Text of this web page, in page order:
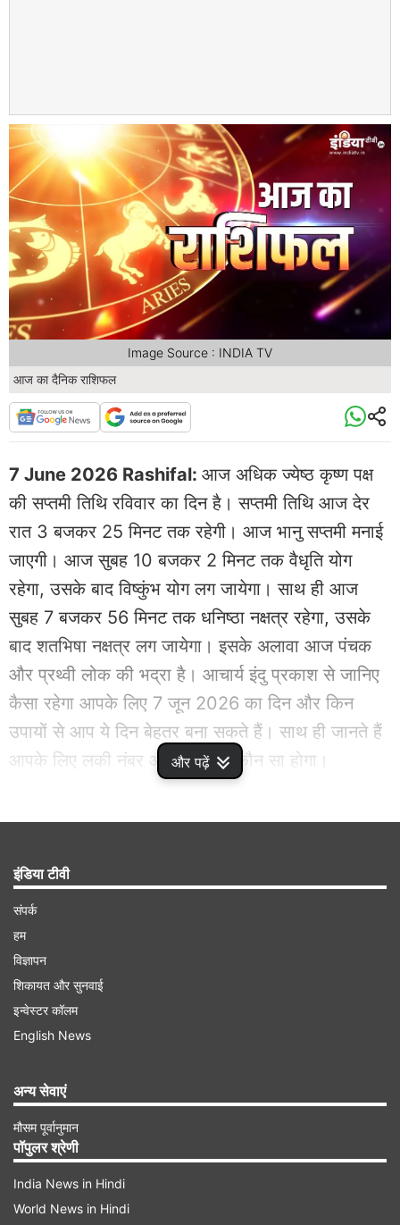
और पढ़ें
आज का दैनिक राशिफल
Image Source : INDIA TV
7 June 2026 Rashifal: आज अधिक ज्येष्ठ कृष्ण पक्ष
की सप्तमी तिथि रविवार का दिन है। सप्तमी तिथि आज देर
रात 3 बजकर 25 मिनट तक रहेगी। आज भानु सप्तमी मनाई
जाएगी। आज सुबह 10 बजकर 2 मिनट तक वैधृति योग
रहेगा, उसके बाद विष्कुंभ योग लग जायेगा। साथ ही आज
सुबह 7 बजकर 56 मिनट तक धनिष्ठा नक्षत्र रहेगा, उसके
बाद शतभिषा नक्षत्र लग जायेगा। इसके अलावा आज पंचक
और प्रथ्वी लोक की भद्रा है। आचार्य इंदु प्रकाश से जानिए
कैसा रहेगा आपके लिए 7 जून 2026 का दिन और किन
उपायों से आप ये दिन बेहतर बना सकते हैं। साथ ही जानते हैं
आपके लिए लकी नंबर और लकी रंग कौन सा होगा।
आज आपका दिन बढ़िया रहने वाला है। कृषकों के लिए दिन
बेहतर रहेगा। कृषि कार्यों में प्रगति होगी आज अगर नया काम
शुरू करना चाहते हैं तो आपको सफलता जरूर मिलेगी।
प्रतियोगी क्षेत्र में आपको आगे बढ़ने का मौका मिलेगा। साथ
इंडिया टीवी
संपर्क
हम
विज्ञापन
शिकायत और सुनवाई
इन्वेस्टर कॉलम
English News
अन्य सेवाएं
मौसम पूर्वानुमान
पॉपुलर श्रेणी
India News in Hindi
World News in Hindi